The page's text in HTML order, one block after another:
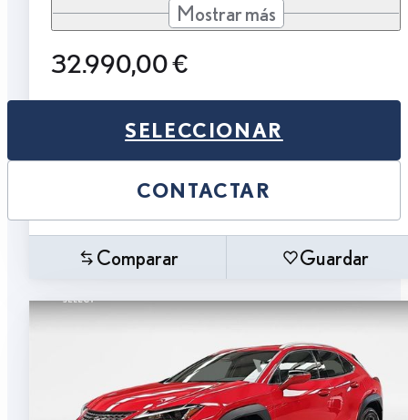
Mostrar más
32.990,00 €
SELECCIONAR
CONTACTAR
Comparar Guardar